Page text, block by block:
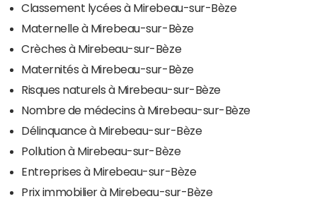
Classement lycées à Mirebeau-sur-Bèze
Maternelle à Mirebeau-sur-Bèze
Crèches à Mirebeau-sur-Bèze
Maternités à Mirebeau-sur-Bèze
Risques naturels à Mirebeau-sur-Bèze
Nombre de médecins à Mirebeau-sur-Bèze
Délinquance à Mirebeau-sur-Bèze
Pollution à Mirebeau-sur-Bèze
Entreprises à Mirebeau-sur-Bèze
Prix immobilier à Mirebeau-sur-Bèze